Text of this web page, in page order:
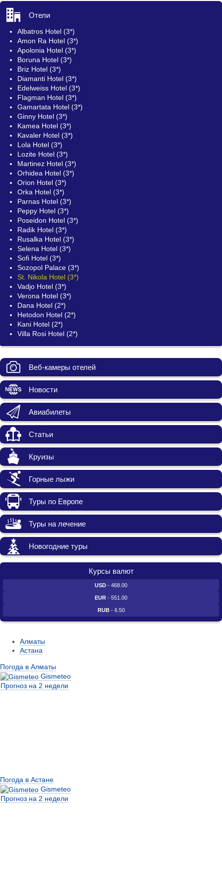
Отели
Albatros Hotel (3*)
Amon Ra Hotel (3*)
Apolonia Hotel (3*)
Boruna Hotel (3*)
Briz Hotel (3*)
Diamanti Hotel (3*)
Edelweiss Hotel (3*)
Flagman Hotel (3*)
Gamartata Hotel (3*)
Ginny Hotel (3*)
Kamea Hotel (3*)
Kavaler Hotel (3*)
Lola Hotel (3*)
Lozite Hotel (3*)
Martinez Hotel (3*)
Orhidea Hotel (3*)
Orion Hotel (3*)
Orka Hotel (3*)
Parnas Hotel (3*)
Peppy Hotel (3*)
Poseidon Hotel (3*)
Radik Hotel (3*)
Rusalka Hotel (3*)
Selena Hotel (3*)
Sofi Hotel (3*)
Sozopol Palace (3*)
St. Nikola Hotel (3*)
Vadjo Hotel (3*)
Verona Hotel (3*)
Dana Hotel (2*)
Hetodon Hotel (2*)
Kani Hotel (2*)
Villa Rosi Hotel (2*)
Веб-камеры отелей
Новости
Авиабилеты
Статьи
Круизы
Горные лыжи
Туры по Европе
Туры на лечение
Новогодние туры
Курсы валют
USD - 468.00
EUR - 551.00
RUB- 6.50
Алматы
Астана
Погода в Алматы
Gismeteo
Прогноз на 2 недели
Погода в Астане
Gismeteo
Прогноз на 2 недели